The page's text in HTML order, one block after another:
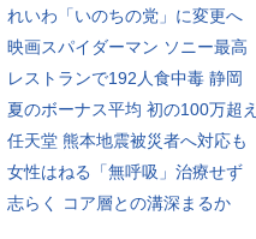
れいわ「いのちの党」に変更へ
映画スパイダーマン ソニー最高
レストランで192人食中毒 静岡
夏のボーナス平均 初の100万超え
任天堂 熊本地震被災者へ対応も
女性はねる「無呼吸」治療せず
志らく コア層との溝深まるか